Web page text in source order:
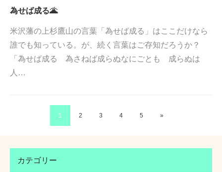
為せば成る🌋
米沢藩の上杉鷹山の言葉「為せば成る」はここだけなら
誰でも知っている。が、続く言葉はご存知だろうか？
「為せば成る 為さねば成らぬなにごとも 成らぬは
人…
1 2 3 4 5 »
カテゴリー